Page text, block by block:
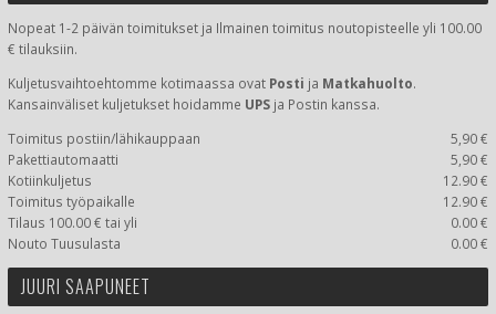
Nopeat 1-2 päivän toimitukset ja Ilmainen toimitus noutopisteelle yli 100.00
€ tilauksiin.
Kuljetusvaihtoehtomme kotimaassa ovat Posti ja Matkahuolto.
Kansainväliset kuljetukset hoidamme UPS ja Postin kanssa.
Toimitus postiin/lähikauppaan
5,90 €
Pakettiautomaatti
5,90 €
Kotiinkuljetus
12.90 €
Toimitus työpaikalle
12.90 €
Tilaus 100.00 € tai yli
0.00 €
Nouto Tuusulasta
0.00 €
JUURI SAAPUNEET